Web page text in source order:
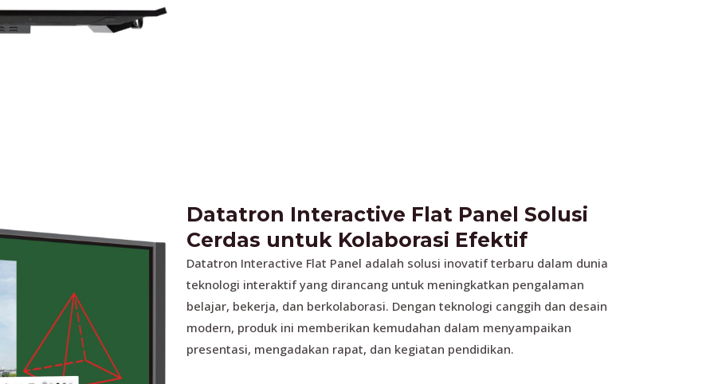
Datatron Interactive Flat Panel Solusi
Cerdas untuk Kolaborasi Efektif
Datatron Interactive Flat Panel adalah solusi inovatif terbaru dalam dunia
teknologi interaktif yang dirancang untuk meningkatkan pengalaman
belajar, bekerja, dan berkolaborasi. Dengan teknologi canggih dan desain
modern, produk ini memberikan kemudahan dalam menyampaikan
presentasi, mengadakan rapat, dan kegiatan pendidikan.